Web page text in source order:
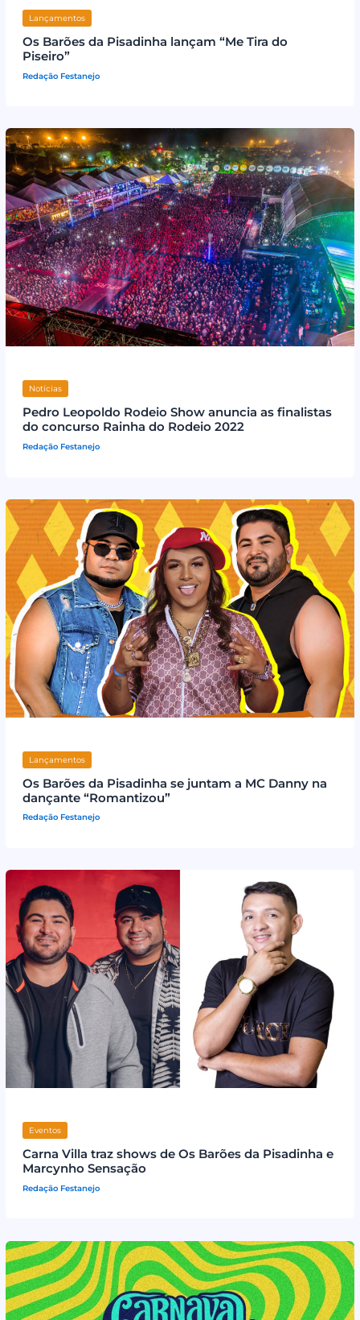
Lançamentos
Os Barões da Pisadinha lançam “Me Tira do
Piseiro”
Redação Festanejo
Notícias
Pedro Leopoldo Rodeio Show anuncia as finalistas
do concurso Rainha do Rodeio 2022
Redação Festanejo
Lançamentos
Os Barões da Pisadinha se juntam a MC Danny na
dançante “Romantizou”
Redação Festanejo
Eventos
Carna Villa traz shows de Os Barões da Pisadinha e
Marcynho Sensação
Redação Festanejo